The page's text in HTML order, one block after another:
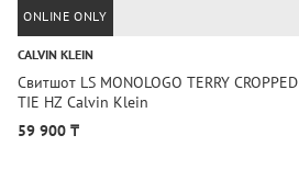
ONLINE ONLY
CALVIN KLEIN
Свитшот LS MONOLOGO TERRY CROPPED
TIE HZ Calvin Klein
59 900 ₸